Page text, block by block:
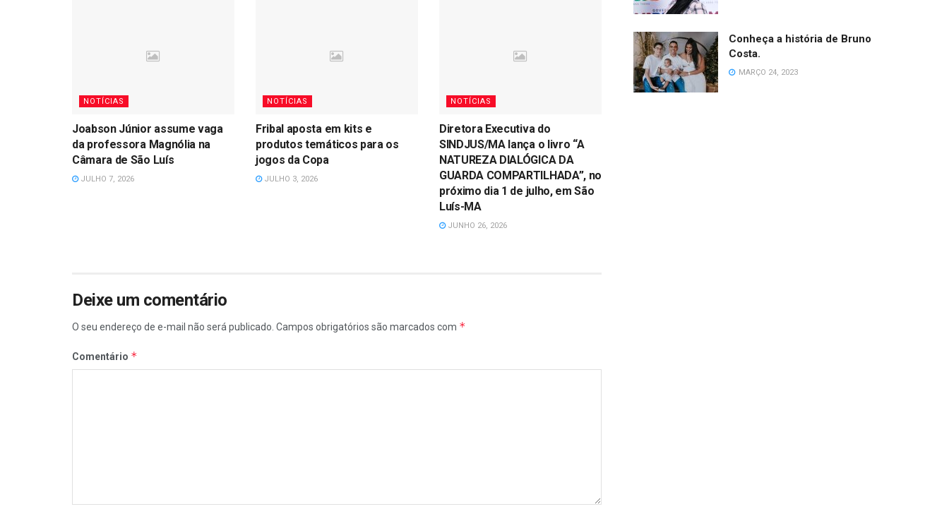
NOTÍCIAS
Joabson Júnior assume vaga
da professora Magnólia na
Câmara de São Luís
JULHO 7, 2026
NOTÍCIAS
Fribal aposta em kits e
produtos temáticos para os
jogos da Copa
JULHO 3, 2026
NOTÍCIAS
Diretora Executiva do
SINDJUS/MA lança o livro “A
NATUREZA DIALÓGICA DA
GUARDA COMPARTILHADA”, no
próximo dia 1 de julho, em São
Luís-MA
JUNHO 26, 2026
Deixe um comentário
O seu endereço de e-mail não será publicado. Campos obrigatórios são marcados com *
Comentário *
Conheça a história de Bruno
Costa.
MARÇO 24, 2023